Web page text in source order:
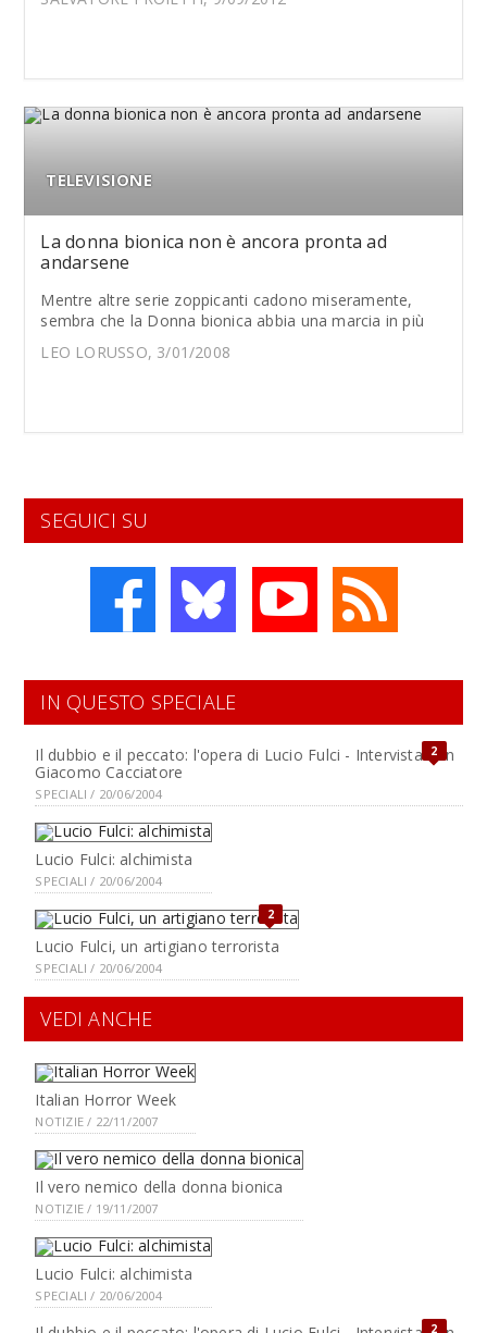
TELEVISIONE
La donna bionica non è ancora pronta ad
andarsene
Mentre altre serie zoppicanti cadono miseramente,
sembra che la Donna bionica abbia una marcia in più
LEO LORUSSO, 3/01/2008
SEGUICI SU
IN QUESTO SPECIALE
2
Il dubbio e il peccato: l'opera di Lucio Fulci - Intervista con
Giacomo Cacciatore
SPECIALI / 20/06/2004
Lucio Fulci: alchimista
SPECIALI / 20/06/2004
2
Lucio Fulci, un artigiano terrorista
SPECIALI / 20/06/2004
VEDI ANCHE
Italian Horror Week
NOTIZIE / 22/11/2007
Il vero nemico della donna bionica
NOTIZIE / 19/11/2007
Lucio Fulci: alchimista
SPECIALI / 20/06/2004
2